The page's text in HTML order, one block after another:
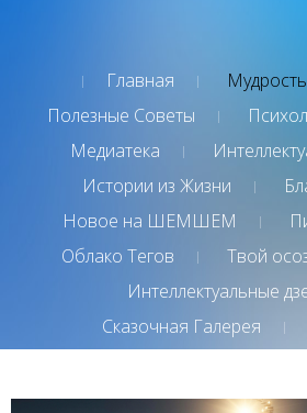
Главная
Полезные Советы
Медиатека
Истории из Жизни
Новое на ШЕМШЕМ
Облако Тегов
Твой
Интеллектуальные
Сказочная Галерея